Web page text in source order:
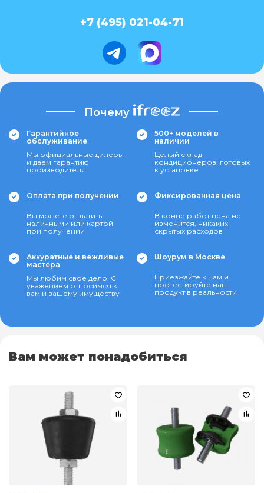
+7 (495) 021-04-71
Почему
Гарантийное
обслуживание
Мы официальные дилеры
и даем гарантию
производителя
500+ моделей в
наличии
Целый склад
кондиционеров, готовых
к установке
Оплата при получении
Вы можете оплатить
наличными или картой
при получении
Фиксированная цена
В конце работ цена не
изменится, никаких
скрытых расходов
Аккуратные и вежливые
мастера
Мы любим свое дело. С
уважением относимся к
вам и вашему имуществу
Шоурум в Москве
Приезжайте к нам и
протестируйте наш
продукт в реальности
Вам может понадобиться